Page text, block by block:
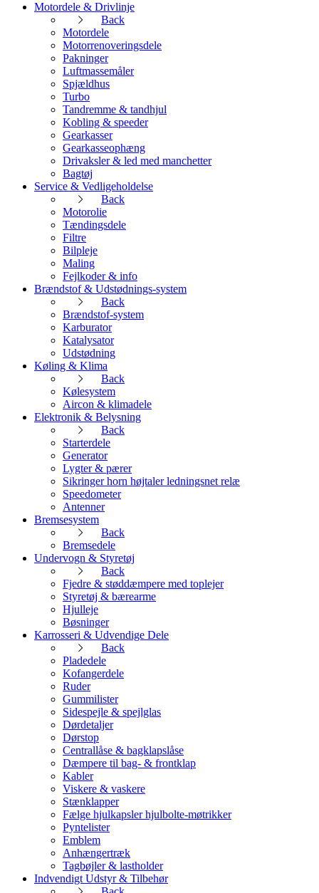
Motordele & Drivlinje
Back
Motordele
Motorrenoveringsdele
Pakninger
Luftmassemåler
Spjældhus
Turbo
Tandremme & tandhjul
Kobling & speeder
Gearkasser
Gearkasseophæng
Drivaksler & led med manchetter
Bagtøj
Service & Vedligeholdelse
Back
Motorolie
Tændingsdele
Filtre
Bilpleje
Maling
Fejlkoder & info
Brændstof & Udstødnings-system
Back
Brændstof-system
Karburator
Katalysator
Udstødning
Køling & Klima
Back
Kølesystem
Aircon & klimadele
Elektronik & Belysning
Back
Starterdele
Generator
Lygter & pærer
Sikringer horn højtaler ledningsnet relæ
Speedometer
Antenner
Bremsesystem
Back
Bremsedele
Undervogn & Styretøj
Back
Fjedre & støddæmpere med toplejer
Styretøj & bærearme
Hjulleje
Bøsninger
Karrosseri & Udvendige Dele
Back
Pladedele
Kofangerdele
Ruder
Gummilister
Sidespejle & spejlglas
Dørdetaljer
Dørstop
Centrallåse & bagklapslåse
Dæmpere til bag- & frontklap
Kabler
Viskere & vaskere
Stænklapper
Fælge hjulkapsler hjulbolte-møtrikker
Pyntelister
Emblem
Anhængertræk
Tagbøjler & lastholder
Indvendigt Udstyr & Tilbehør